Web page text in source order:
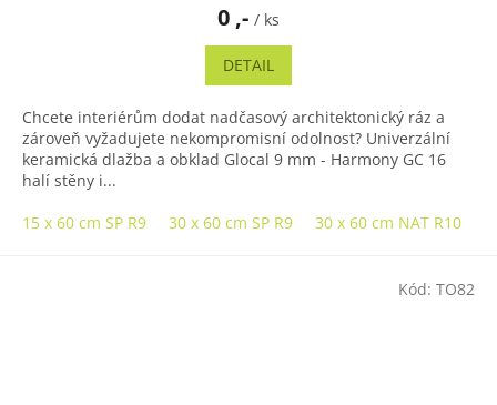
0 ,- / ks
DETAIL
Chcete interiérům dodat nadčasový architektonický ráz a
zároveň vyžadujete nekompromisní odolnost? Univerzální
keramická dlažba a obklad Glocal 9 mm - Harmony GC 16
halí stěny i...
15 x 60 cm SP R9
30 x 60 cm SP R9 30 x 60 cm NAT R10
Kód: TO82